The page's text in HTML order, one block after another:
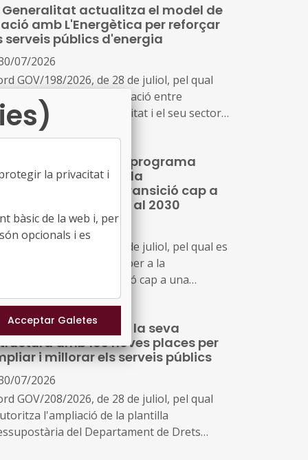
Generalitat actualitza el model de
amb L'Energètica per reforçar
serveis públics d'energia
07/2026
GOV/198/2026, de 28 de juliol, pel qual
el nou model de relació entre
de la Generalitat i el seu sector
i Energies Renovables Públiques de
la provisió general de serveis en
de l'energia
Generalitat crea un programa
per impulsar la
i la transició cap a
indústria neta fins al 2030
07/2026
GOV/197/2026, de 28 de juliol, pel qual es
el Programa temporal per a la
i la transició cap a una
neta a Catalunya, horitzó 2030
Socials reforçarà la seva
amb 163 noves places per
i millorar els serveis públics
07/2026
GOV/208/2026, de 28 de juliol, pel qual
l'ampliació de la plantilla
del Departament de Drets
la privacitat i
bàsic de la web i, per
opcionals i es